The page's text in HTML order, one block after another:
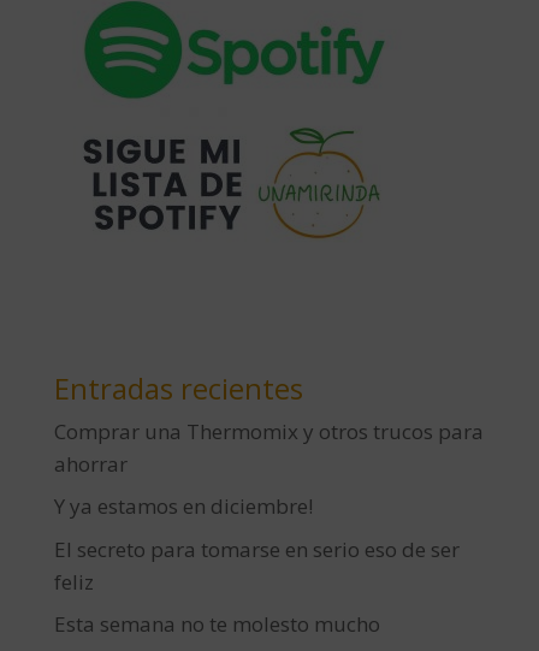
Entradas recientes
Comprar una Thermomix y otros trucos para
ahorrar
Y ya estamos en diciembre!
El secreto para tomarse en serio eso de ser
feliz
Esta semana no te molesto mucho